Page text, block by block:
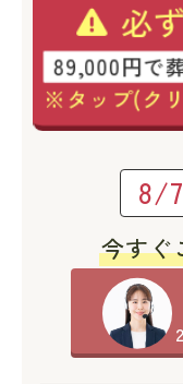
必
89,000円で
※タップ(ク
8/7
今すぐ